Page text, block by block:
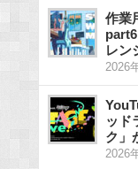
作業
レン
2026
ッド
ク」
2026